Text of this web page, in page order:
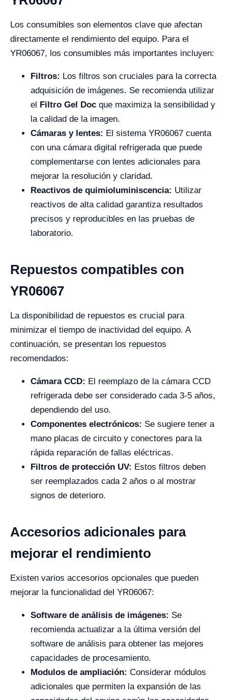
Los consumibles son elementos clave que afectan
directamente el rendimiento del equipo. Para el
YR06067, los consumibles más importantes incluyen:
Filtros: Los filtros son cruciales para la correcta
adquisición de imágenes. Se recomienda utilizar
el
Filtro Gel Doc que maximiza la sensibilidad y
la calidad de la imagen.
Cámaras y lentes: El sistema YR06067 cuenta
con una cámara digital refrigerada que puede
complementarse con lentes adicionales para
mejorar la resolución y claridad.
Reactivos de quimioluminiscencia: Utilizar
reactivos de alta calidad garantiza resultados
precisos y reproducibles en las pruebas de
laboratorio.
Repuestos compatibles con
YR06067
La disponibilidad de repuestos es crucial para
minimizar el tiempo de inactividad del equipo. A
continuación, se presentan los repuestos
recomendados:
Cámara CCD: El reemplazo de la cámara CCD
refrigerada debe ser considerado cada 3-5 años,
dependiendo del uso.
Componentes electrónicos: Se sugiere tener a
mano placas de circuito y conectores para la
rápida reparación de fallas eléctricas.
Filtros de protección UV: Estos filtros deben
ser reemplazados cada 2 años o al mostrar
signos de deterioro.
Accesorios adicionales para
mejorar el rendimiento
Existen varios accesorios opcionales que pueden
mejorar la funcionalidad del YR06067:
Software de análisis de imágenes: Se
recomienda actualizar a la última versión del
software de análisis para obtener las mejores
capacidades de procesamiento.
Modulos de ampliación: Considerar módulos
adicionales que permiten la expansión de las